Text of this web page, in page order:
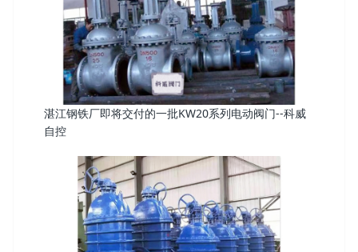
湛江钢铁厂即将交付的一批KW20系列电动阀门--科威
自控